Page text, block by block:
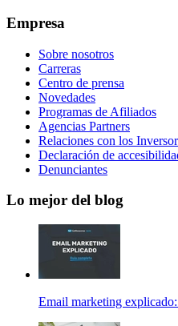
Empresa
Sobre nosotros
Carreras
Centro de prensa
Novedades
Programas de Afiliados
Agencias Partners
Relaciones con los
Declaración de
Denunciantes
Lo mejor del blog
Email marketing